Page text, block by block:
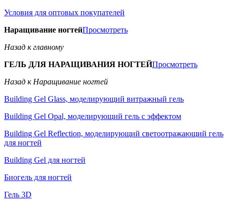
Условия для оптовых покупателей
Наращивание ногтейПросмотреть
Назад к главному
ГЕЛЬ ДЛЯ НАРАЩИВАНИЯ НОГТЕЙПросмотреть
Назад к Наращивание ногтей
Building Gel Glass, моделирующий витражный гель
Building Gel Opal, моделирующий гель с эффектом
Building Gel Reflection, моделирующий светоотражающий гель
для ногтей
Building Gel для ногтей
Биогель для ногтей
Гель 3D